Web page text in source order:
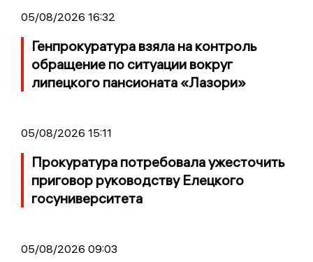
05/08/2026 16:32
Генпрокуратура взяла на контроль
обращение по ситуации вокруг
липецкого пансионата «Лазори»
05/08/2026 15:11
Прокуратура потребовала ужесточить
приговор руководству Елецкого
госуниверситета
05/08/2026 09:03